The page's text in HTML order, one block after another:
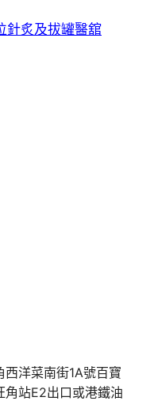
針炙及拔罐醫舘
洋菜南街1A號百寶
站E2出口或港鐵油